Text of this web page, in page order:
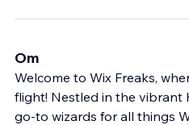
Om
Welcome to Wix Freaks,
flight! Nestled in the vibrant
go-to wizards for all things